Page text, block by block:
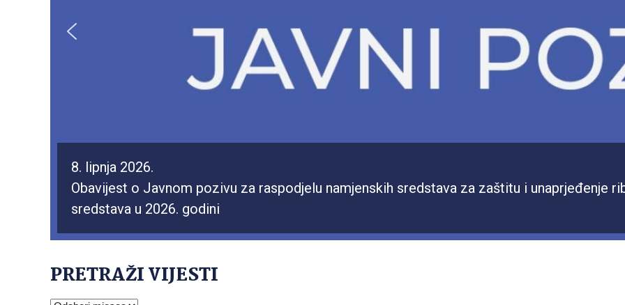
14. srpnja 2026.
Održan treći implementacijski sastanak projekta IDRON
8. lipnja 2026.
Obavijest o Javnom pozivu za raspodjelu namjenskih sredstava za zaštitu i unaprjeđenje
sredstava u 2026. godini
PRETRAŽI VIJESTI